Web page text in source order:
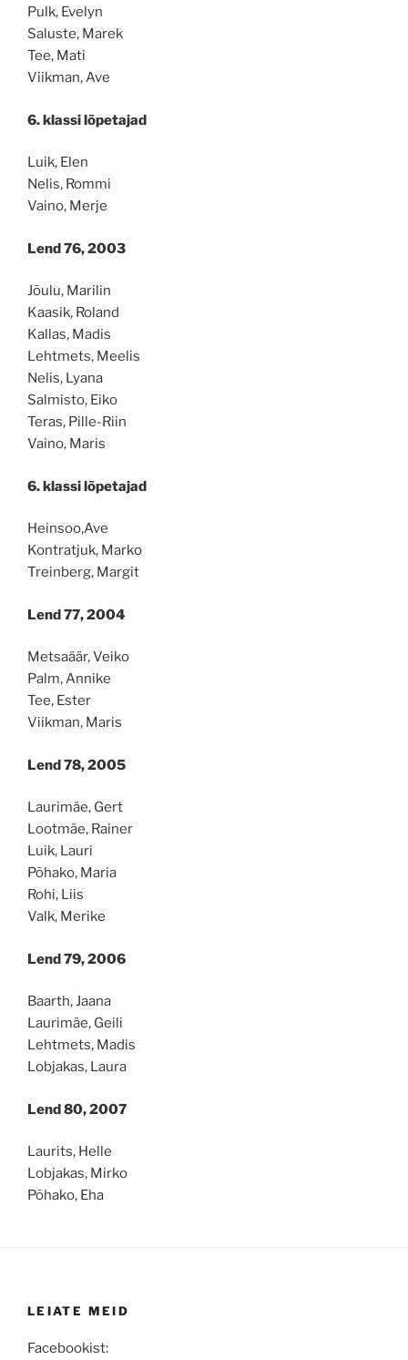
Pulk, Evelyn
Saluste, Marek
Tee, Mati
Viikman, Ave
6. klassi lõpetajad
Luik, Elen
Nelis, Rommi
Vaino, Merje
Lend 76, 2003
Jõulu, Marilin
Kaasik, Roland
Kallas, Madis
Lehtmets, Meelis
Nelis, Lyana
Salmisto, Eiko
Teras, Pille-Riin
Vaino, Maris
6. klassi lõpetajad
Heinsoo,Ave
Kontratjuk, Marko
Treinberg, Margit
Lend 77, 2004
Metsaäär, Veiko
Palm, Annike
Tee, Ester
Viikman, Maris
Lend 78, 2005
Laurimäe, Gert
Lootmäe, Rainer
Luik, Lauri
Põhako, Maria
Rohi, Liis
Valk, Merike
Lend 79, 2006
Baarth, Jaana
Laurimäe, Geili
Lehtmets, Madis
Lobjakas, Laura
Lend 80, 2007
Laurits, Helle
Lobjakas, Mirko
Põhako, Eha
LEIATE MEID
Facebookist: